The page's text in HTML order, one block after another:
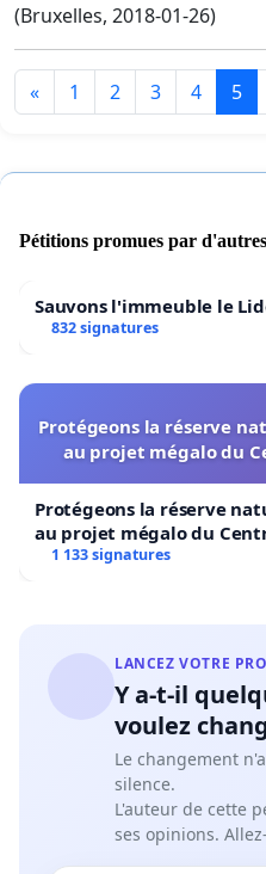
(Bruxelles, 2018-01-26)
« 1 2 3 4 5
Pétitions promues par
Sauvons l'immeuble le
832 signatures
Protégeons la réserve
au projet mégalo du
Protégeons la réserve
au projet mégalo du
1 133 signatures
LANCEZ VOTRE
Y a-t-il
voulez
Le changement
silence.
L'auteur de cette
ses opinions.